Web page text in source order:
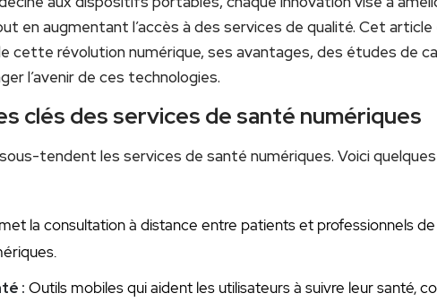
en augmentant l’accès à des services de qualité. Cet article
révolution⁤ numérique, ses avantages, ‌des études de
l’avenir‌ de ces technologies.
clés ⁢des ‍services de santé numériques
tendent⁣ les services de santé numériques. Voici
la consultation à distance entre patients⁤ et ⁣professionnels de
: Outils‌ mobiles qui aident les utilisateurs à suivre leur santé,‌